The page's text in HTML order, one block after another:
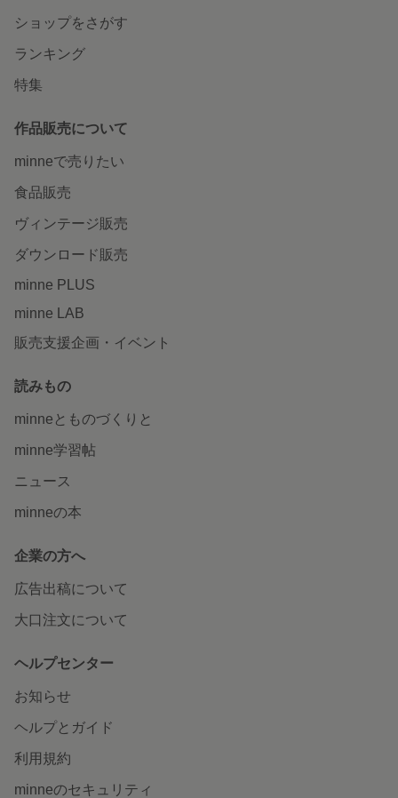
ショップをさがす
ランキング
特集
作品販売について
minneで売りたい
食品販売
ヴィンテージ販売
ダウンロード販売
minne PLUS
minne LAB
販売支援企画・イベント
読みもの
minneとものづくりと
minne学習帖
ニュース
minneの本
企業の方へ
広告出稿について
大口注文について
ヘルプセンター
お知らせ
ヘルプとガイド
利用規約
minneのセキュリティ